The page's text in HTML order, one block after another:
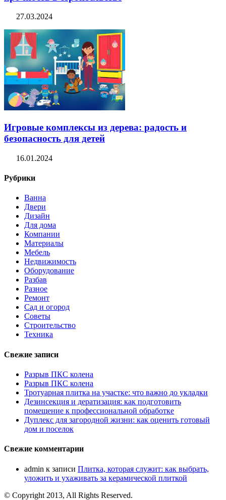
27.03.2024
Игровые комплексы из дерева: радость и
безопасность для детей
16.01.2024
Рубрики
Ванна
Двери
Дизайн
Для дома
Компании
Материалы
Мебель
Недвижимость
Оборудование
Разбав
Разное
Ремонт
Сад и огород
Советы
Строительство
Техника
Свежие записи
Разрыв ПКС колена
Разрыв ПКС колена
Тротуарная плитка на участке: что важно до укладки
Дезинсекция и дератизация: как подготовить
помещение к профессиональной обработке
Дуплекс для загородной жизни: как оценить готовый
дом и поселок
Свежие комментарии
admin к записи Плитка, которая служит: как выбрать,
уложить и ухаживать за керамической плиткой
© Copyright 2013, All Rights Reserved.